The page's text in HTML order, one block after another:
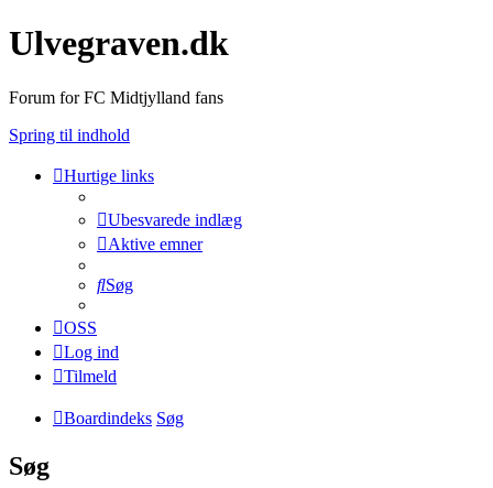
Ulvegraven.dk
Forum for FC Midtjylland fans
Spring til indhold
Hurtige links
Ubesvarede indlæg
Aktive emner
Søg
OSS
Log ind
Tilmeld
Boardindeks Søg
Søg